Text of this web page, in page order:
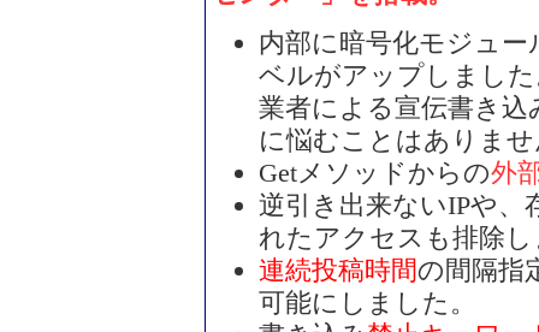
内部に暗号化モジュ
ベルがアップしまし
業者による宣伝書き
に悩むことはありま
Getメソッドからの外
逆引き出来ないIPや
れたアクセスも排除
連続投稿時間の間隔指
可能にしました。